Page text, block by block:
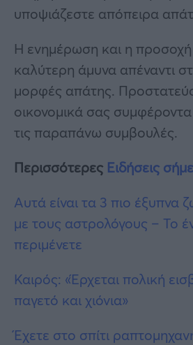
υποψιάζεστε απόπειρα
Η ενημέρωση και η προσοχή
καλύτερη άμυνα απέναντι
μορφές απάτης.
οικονομικά σας
τις παραπάνω συμβουλές.
Περισσότερες Ειδήσεις
Αυτά είναι τα 3 πιο έξυπνα
με τους αστρολόγους – Το
περιμένετε
Καιρός: «Έρχεται πολική
παγετό και χιόνια»
Έχετε στο σπίτι